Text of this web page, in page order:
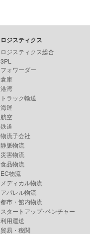
ロジスティクス
ロジスティクス総合
3PL
フォワーダー
倉庫
港湾
トラック輸送
海運
航空
鉄道
物流子会社
静脈物流
災害物流
食品物流
EC物流
メディカル物流
アパレル物流
都市・館内物流
スタートアップ･ベンチャー
利用運送
貿易・税関